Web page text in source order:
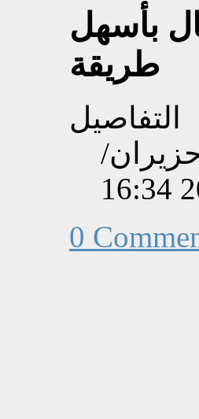
بأسهل
طريقة
التفاصيل
بتاريخ السبت, 28 حزيران/
0